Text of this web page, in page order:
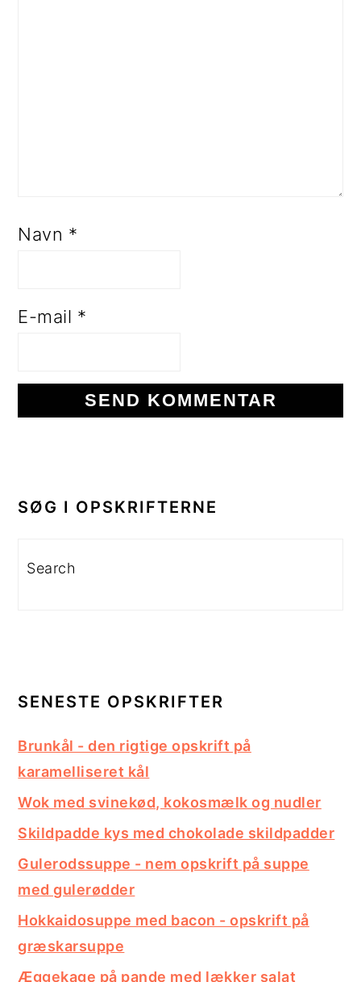
Navn *
E-mail *
SIDEBAR
SØG I OPSKRIFTERNE
Search
SENESTE OPSKRIFTER
Brunkål - den rigtige opskrift på
karamelliseret kål
Wok med svinekød, kokosmælk og nudler
Skildpadde kys med chokolade skildpadder
Gulerodssuppe - nem opskrift på suppe
med gulerødder
Hokkaidosuppe med bacon - opskrift på
græskarsuppe
Æggekage på pande med lækker salat